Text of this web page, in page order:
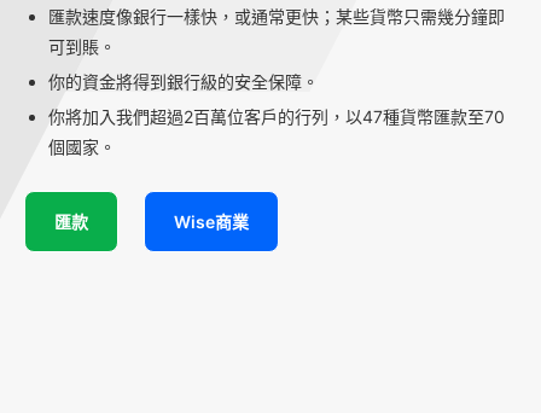
匯款速度像銀行一樣快，或通常更快；某些貨幣只需幾分鐘即
可到賬。
你的資金將得到銀行級的安全保障。
你將加入我們超過2百萬位客戶的行列，以47種貨幣匯款至70
個國家。
匯款 Wise商業